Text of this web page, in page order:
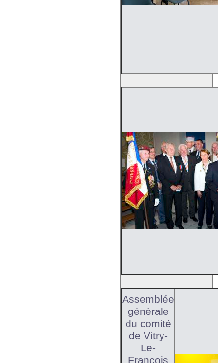
Assemblée
génèrale
du comité
de Vitry-
Le-
François